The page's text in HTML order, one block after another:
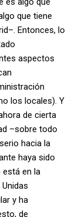
que tiene
Entonces, lo
aspectos
los locales). Y
de cierta
–sobre todo
hacia la
haya sido
está en la
y ha
de